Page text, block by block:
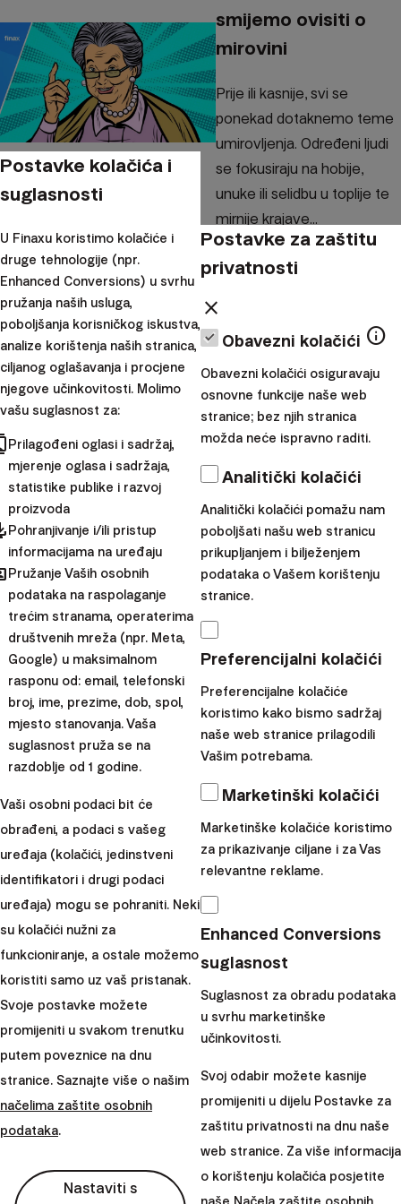
smijemo ovisiti o
mirovini
Prije ili kasnije, svi se
ponekad dotaknemo teme
umirovljenja. Određeni ljudi
se fokusiraju na hobije,
unuke ili selidbu u toplije te
mirnije krajave...
Mato
Najčešće greške pri
ulaganju koje morate
izbjeći
odlučili krenuti ulagati svoj
novac ili prebaciti
ušteđevinu, odnosno
ulaganje koje već imate ali
njime niste zadovoljni, u
prod...
Visoka inflacija –
kako zaštititi svoj
novac i imovinu?
gubi na vrijednosti. Njegova
kupovna moć pada s
novca na bankovnim
računima u konačnici za vas...
2022
Postavke kolačića i
suglasnosti
U Finaxu koristimo kolačiće i
druge tehnologije (npr.
Enhanced Conversions) u svrhu
pružanja naših usluga,
poboljšanja korisničkog iskustva,
analize korištenja naših stranica,
ciljanog oglašavanja i procjene
njegove učinkovitosti. Molimo
vašu suglasnost za:
Prilagođeni oglasi i sadržaj,
mjerenje oglasa i sadržaja,
statistike publike i razvoj
proizvoda
Pohranjivanje i/ili pristup
informacijama na uređaju
Pružanje Vaših osobnih
podataka na raspolaganje
trećim stranama, operaterima
društvenih mreža (npr. Meta,
Google) u maksimalnom
rasponu od: email, telefonski
broj, ime, prezime, dob, spol,
mjesto stanovanja. Vaša
suglasnost pruža se na
razdoblje od 1 godine.
Vaši osobni podaci bit će
obrađeni, a podaci s vašeg
uređaja (kolačići, jedinstveni
identifikatori i drugi podaci
uređaja) mogu se pohraniti. Neki
su kolačići nužni za
funkcioniranje, a ostale možemo
koristiti samo uz vaš pristanak.
Svoje postavke možete
promijeniti u svakom trenutku
putem poveznice na dnu
stranice. Saznajte više o našim
načelima zaštite osobnih
podataka.
Nastaviti s
Postavke za zaštitu
privatnosti
close
Obavezni kolačići info
Obavezni kolačići osiguravaju
osnovne funkcije naše web
stranice; bez njih stranica
možda neće ispravno raditi.
Analitički kolačići
Analitički kolačići pomažu nam
poboljšati našu web stranicu
prikupljanjem i bilježenjem
podataka o Vašem korištenju
stranice.
Preferencijalni kolačići
Preferencijalne kolačiće
koristimo kako bismo sadržaj
naše web stranice prilagodili
Vašim potrebama.
Marketinški kolačići
Marketinške kolačiće koristimo
za prikazivanje ciljane i za Vas
relevantne reklame.
Enhanced Conversions
suglasnost
Suglasnost za obradu podataka
u svrhu marketinške
učinkovitosti.
Svoj odabir možete kasnije
promijeniti u dijelu Postavke za
zaštitu privatnosti na dnu naše
web stranice. Za više informacija
o korištenju kolačića posjetite
Bajkalská 19B